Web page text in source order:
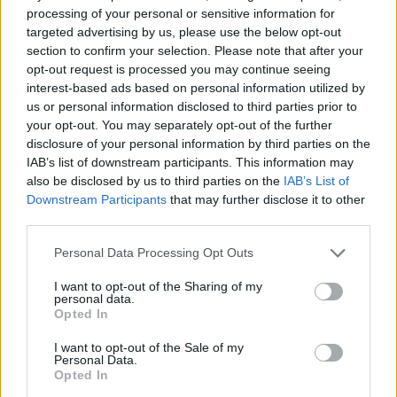
processing of your personal or sensitive information for
targeted advertising by us, please use the below opt-out
section to confirm your selection. Please note that after your
opt-out request is processed you may continue seeing
interest-based ads based on personal information utilized by
us or personal information disclosed to third parties prior to
your opt-out. You may separately opt-out of the further
disclosure of your personal information by third parties on the
IAB’s list of downstream participants. This information may
also be disclosed by us to third parties on the IAB’s List of
Downstream Participants that may further disclose it to other
Personal Data Processing Opt Outs
I want to opt-out of the Sharing of my
personal data.
Opted In
I want to opt-out of the Sale of my
Personal Data.
Opted In
pass att resa med, rapporterar Expressen med
hänvisning till konsultföretaget Henley &
Partners årliga sammanställning.
Svenska pass, som låter innehavaren resa
visumfritt till 191 olika länder, tappar två
placeringar jämfört med föregående års lista.
På grund av delade placeringar ligger hela åtta
länder före Sverige, och dess är Japan, Finland,
Frankrike, Tyskland, Italien, Sydkorea och
visumfria resor till 195 länder.
Det svenska passet var bäst i världen 2011, 2013
och 2014, men har sedan dess pendlat mellan
Tonårsflickor häktas misstänkta för